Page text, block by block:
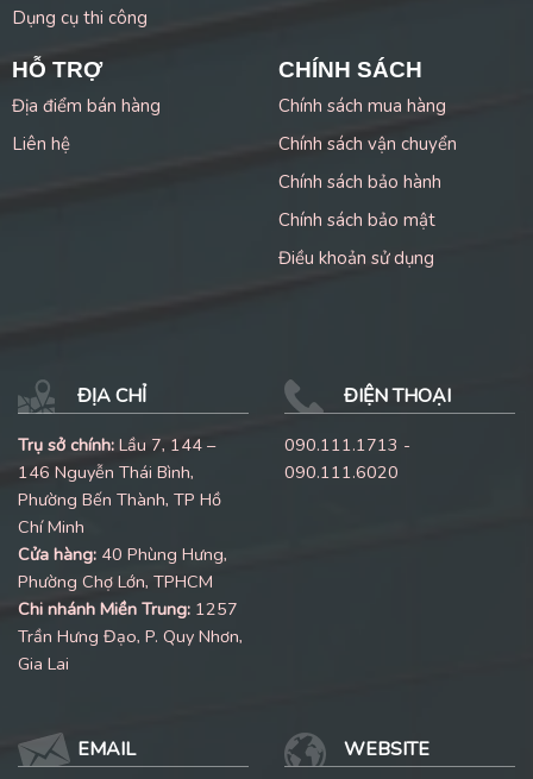
Dụng cụ thi công
HỖ TRỢ
Địa điểm bán hàng
Liên hệ
CHÍNH SÁCH
Chính sách mua hàng
Chính sách vận chuyển
Chính sách bảo hành
Chính sách bảo mật
Điều khoản sử dụng
ĐỊA CHỈ
Trụ sở chính: Lầu 7, 144 –
146 Nguyễn Thái Bình,
Phường Bến Thành, TP Hồ
Chí Minh
Cửa hàng: 40 Phùng Hưng,
Phường Chợ Lớn, TPHCM
Chi nhánh Miền Trung: 1257
Trần Hưng Đạo, P. Quy Nhơn,
Gia Lai
ĐIỆN THOẠI
090.111.1713 -
090.111.6020
EMAIL WEBSITE